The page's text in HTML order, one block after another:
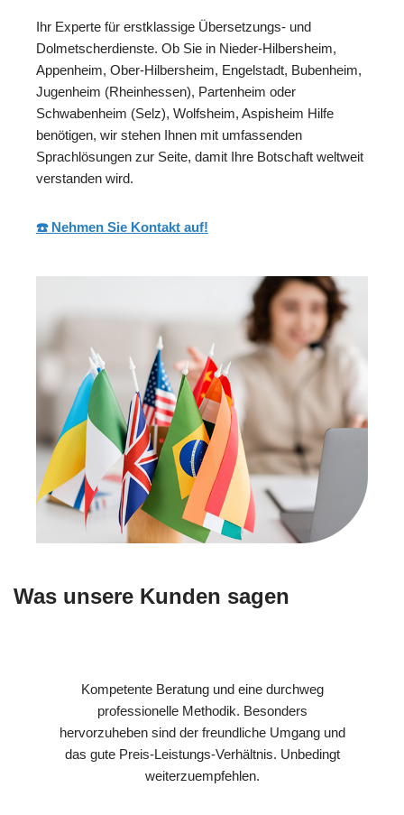
Ihr Experte für erstklassige Übersetzungs- und
Dolmetscherdienste. Ob Sie in Nieder-Hilbersheim,
Appenheim, Ober-Hilbersheim, Engelstadt, Bubenheim,
Jugenheim (Rheinhessen), Partenheim oder
Schwabenheim (Selz), Wolfsheim, Aspisheim Hilfe
benötigen, wir stehen Ihnen mit umfassenden
Sprachlösungen zur Seite, damit Ihre Botschaft weltweit
verstanden wird.
☎️ Nehmen Sie Kontakt auf!
Was unsere Kunden sagen
Kompetente Beratung und eine durchweg
professionelle Methodik. Besonders
hervorzuheben sind der freundliche Umgang und
das gute Preis-Leistungs-Verhältnis. Unbedingt
weiterzuempfehlen.